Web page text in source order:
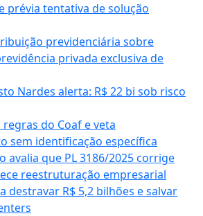
prévia tentativa de solução
previdenciária sobre
privada exclusiva de
Nardes alerta: R$ 22 bi sob risco
do Coaf e veta
sem identificação específica
avalia que PL 3186/2025 corrige
reestruturação empresarial
destravar R$ 5,2 bilhões e salvar